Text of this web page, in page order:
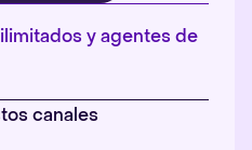
y agentes de
canales